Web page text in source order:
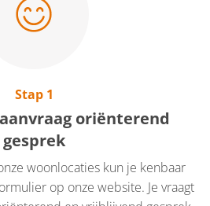
Stap 1
oriënterend
gesprek
woonlocaties kun je kenbaar
op onze website. Je vraagt